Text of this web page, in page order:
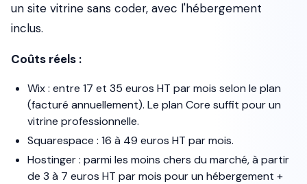
un site vitrine sans coder, avec l'hébergement
inclus.
Coûts réels :
Wix : entre 17 et 35 euros HT par mois selon le plan
(facturé annuellement). Le plan Core suffit pour un
vitrine professionnelle.
Squarespace : 16 à 49 euros HT par mois.
Hostinger : parmi les moins chers du marché, à partir
de 3 à 7 euros HT par mois pour un hébergement +